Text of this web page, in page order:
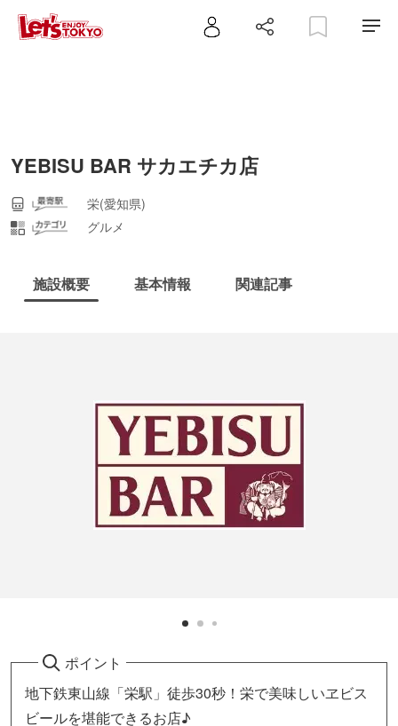
YEBISU BAR サカエチカ店
栄(愛知県)
グルメ
施設概要 基本情報 関連記事
ポイント
地下鉄東山線「栄駅」徒歩30秒！栄で美味しいヱビス
ビールを堪能できるお店♪